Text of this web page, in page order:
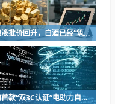
五粮液批价回升，白酒已经“筑底”？
国内首款“双3C认证”电助力自行车上市，京东京造率先完成全链路安全认证